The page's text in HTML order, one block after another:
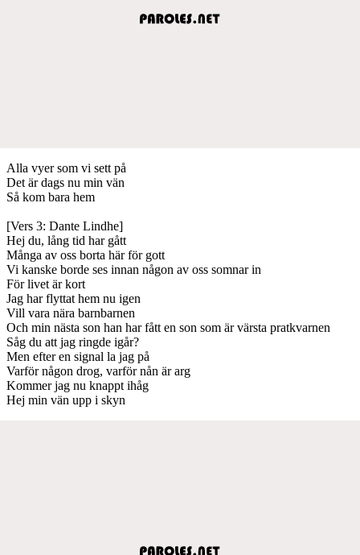
Alla vyer som vi sett på
Det är dags nu min vän
Så kom bara hem
[Vers 3: Dante Lindhe]
Hej du, lång tid har gått
Många av oss borta här för gott
Vi kanske borde ses innan någon av oss somnar in
För livet är kort
Jag har flyttat hem nu igen
Vill vara nära barnbarnen
Och min nästa son han har fått en son som är värsta pratkvarnen
Såg du att jag ringde igår?
Men efter en signal la jag på
Varför någon drog, varför nån är arg
Kommer jag nu knappt ihåg
Hej min vän upp i skyn